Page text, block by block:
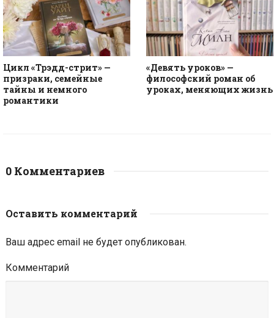
Цикл «Трэдд-стрит» —
призраки, семейные
тайны и немного
романтики
«Девять уроков» —
философский роман об
уроках, меняющих жизнь
0 Комментариев
Оставить комментарий
Ваш адрес email не будет опубликован.
Комментарий